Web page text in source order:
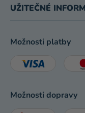
UŽITEČNÉ
Možnosti platby
Možnosti dopravy